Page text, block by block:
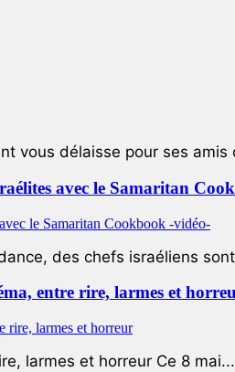
vous délaisse pour ses amis
avec le Samaritan
des chefs israéliens
entre rire, larmes et
larmes et horreur Ce 8 mai...